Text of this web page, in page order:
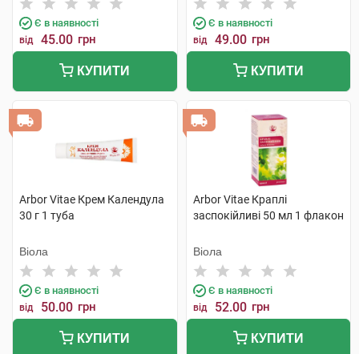
Є в наявності
від 45.00 грн
КУПИТИ
Є в наявності
від 49.00 грн
КУПИТИ
Arbor Vitae Крем Календула
30 г 1 туба
Віола
Є в наявності
від 50.00 грн
КУПИТИ
Arbor Vitae Краплі
заспокійливі 50 мл 1 флакон
Віола
Є в наявності
від 52.00 грн
КУПИТИ